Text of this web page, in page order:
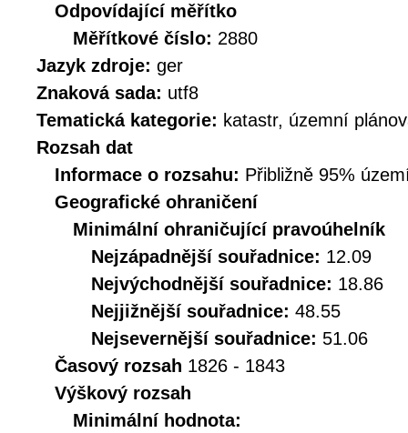
Odpovídající měřítko
Měřítkové číslo: 2880
Jazyk zdroje: ger
Znaková sada: utf8
Tematická kategorie: katastr, územní
Rozsah dat
Informace o rozsahu: Přibližně 95%
Geografické ohraničení
Minimální ohraničující pravoúhelník
Nejzápadnější souřadnice: 12.09
Nejvýchodnější souřadnice: 18.86
Nejjižnější souřadnice: 48.55
Nejsevernější souřadnice: 51.06
Časový rozsah 1826 - 1843
Výškový rozsah
Minimální hodnota: